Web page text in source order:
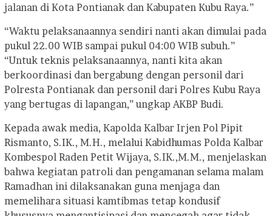
jalanan di Kota Pontianak dan Kabupaten Kubu Raya.”
“Waktu pelaksanaannya sendiri nanti akan dimulai pada
pukul 22.00 WIB sampai pukul 04:00 WIB subuh.”
“Untuk teknis pelaksanaannya, nanti kita akan
berkoordinasi dan bergabung dengan personil dari
Polresta Pontianak dan personil dari Polres Kubu Raya
yang bertugas di lapangan,” ungkap AKBP Budi.
Kepada awak media, Kapolda Kalbar Irjen Pol Pipit
Rismanto, S.IK., M.H., melalui Kabidhumas Polda Kalbar
Kombespol Raden Petit Wijaya, S.IK.,M.M., menjelaskan
bahwa kegiatan patroli dan pengamanan selama malam
Ramadhan ini dilaksanakan guna menjaga dan
memelihara situasi kamtibmas tetap kondusif